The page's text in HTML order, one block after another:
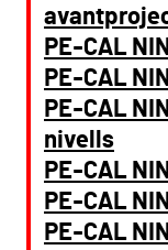
PE-CAL
PE-CAL
PE-CAL
nivells
PE-CAL
PE-CAL
PE-CAL